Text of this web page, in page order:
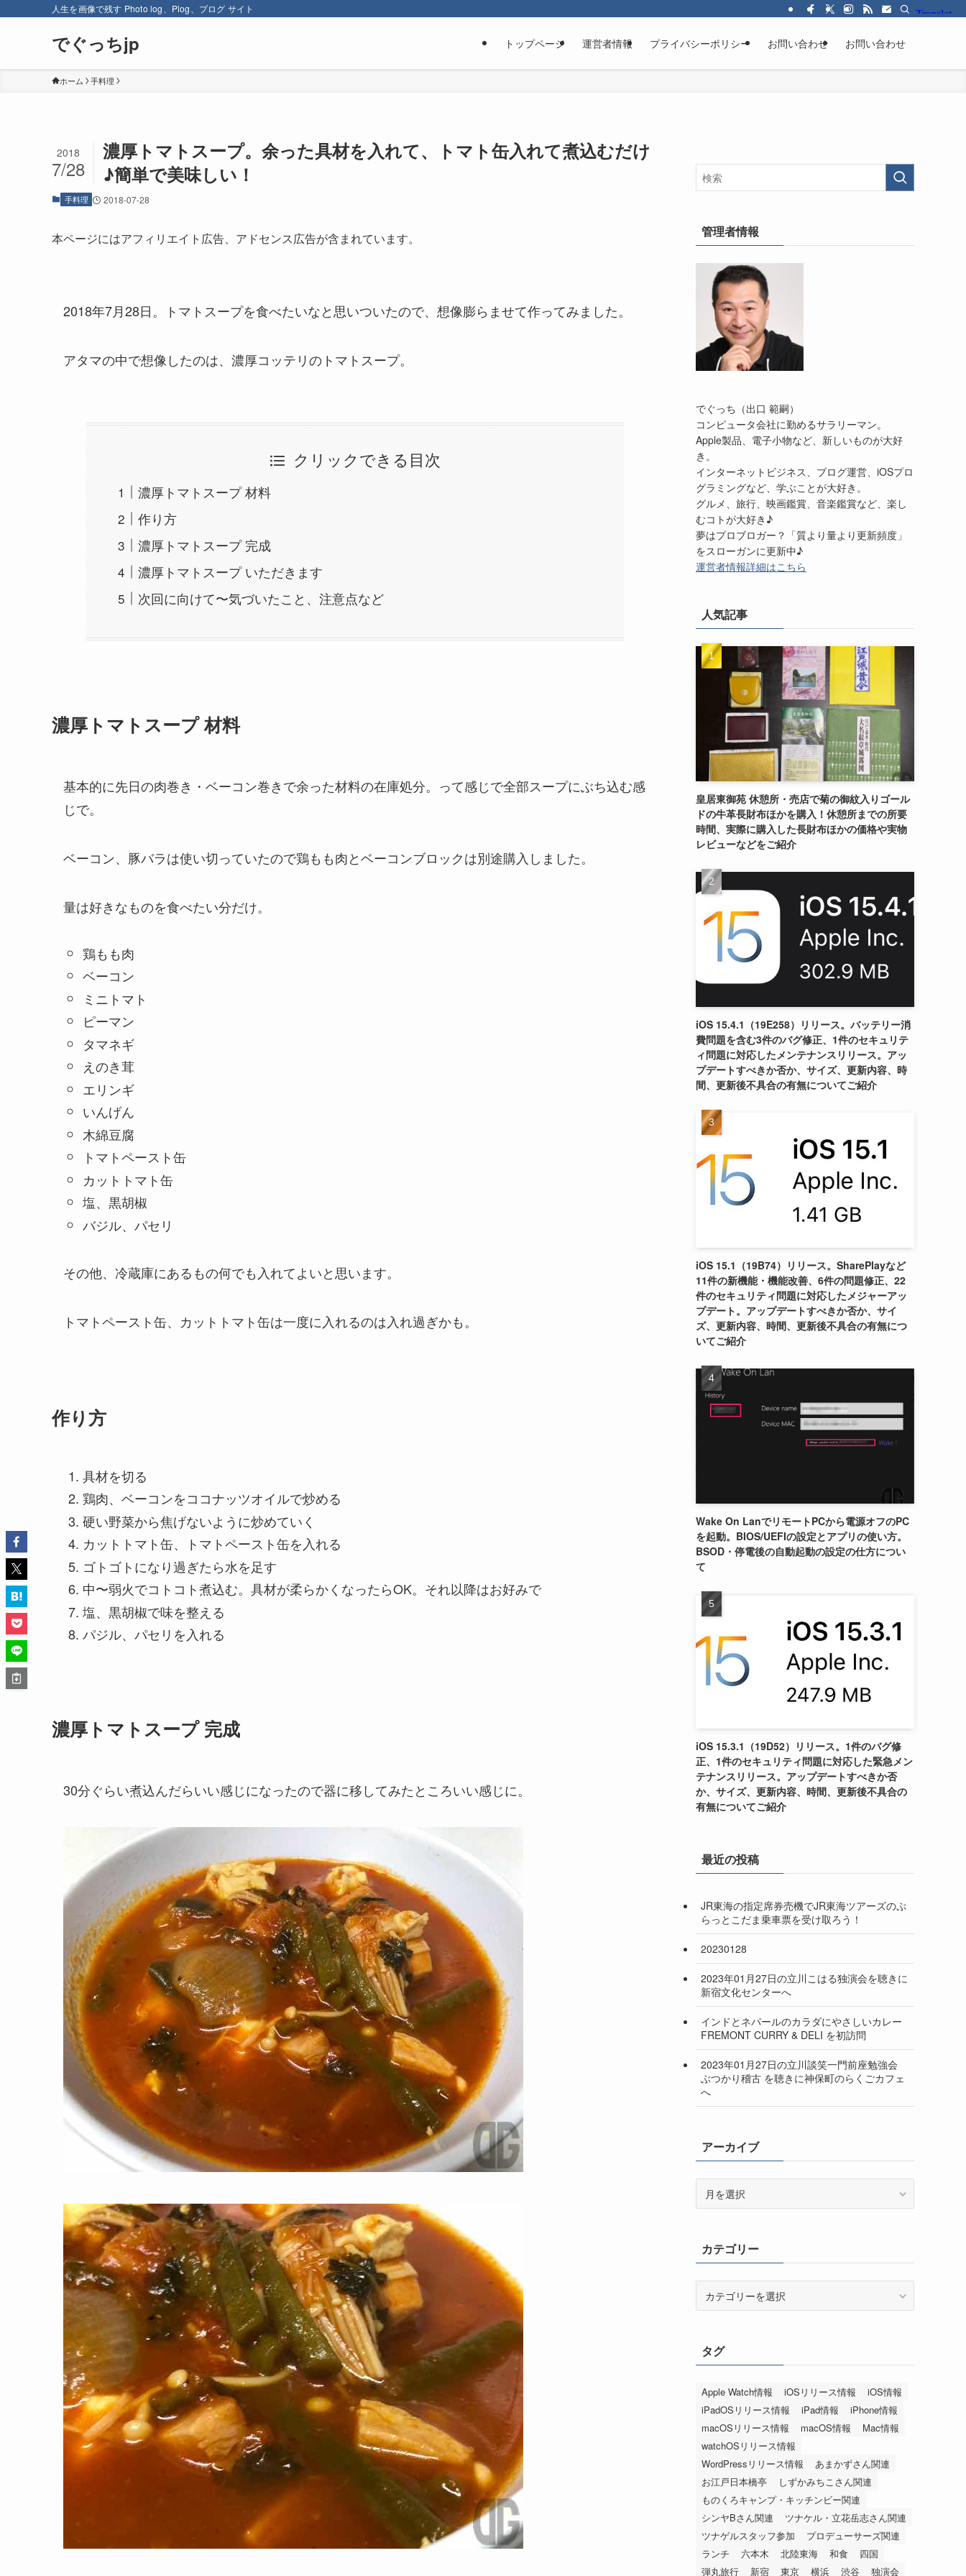
人生を画像で残す Photo log、Plog、プログ サイト
でぐっちjp トップページ 運営者情報 プライバシーポリシー お問い合わせ お問い合わせ
ホーム 手料理
濃厚トマトスープ。余った具材を入れて、トマト缶入れて煮込むだけ
♪簡単で美味しい！
2018
7/28
手料理 2018-07-28
本ページにはアフィリエイト広告、アドセンス広告が含まれています。
2018年7月28日。トマトスープを食べたいなと思いついたので、想像膨らませて作ってみました。
アタマの中で想像したのは、濃厚コッテリのトマトスープ。
クリックできる目次
濃厚トマトスープ 材料
作り方
濃厚トマトスープ 完成
濃厚トマトスープ いただきます
次回に向けて〜気づいたこと、注意点など
濃厚トマトスープ 材料
基本的に先日の肉巻き・ベーコン巻きで余った材料の在庫処分。って感じで全部スープにぶち込む感
じで。
ベーコン、豚バラは使い切っていたので鶏もも肉とベーコンブロックは別途購入しました。
量は好きなものを食べたい分だけ。
鶏もも肉
ベーコン
ミニトマト
ピーマン
タマネギ
えのき茸
エリンギ
いんげん
木綿豆腐
トマトペースト缶
カットトマト缶
塩、黒胡椒
バジル、パセリ
その他、冷蔵庫にあるもの何でも入れてよいと思います。
トマトペースト缶、カットトマト缶は一度に入れるのは入れ過ぎかも。
作り方
具材を切る
鶏肉、ベーコンをココナッツオイルで炒める
硬い野菜から焦げないように炒めていく
カットトマト缶、トマトペースト缶を入れる
ゴトゴトになり過ぎたら水を足す
中〜弱火でコトコト煮込む。具材が柔らかくなったらOK。それ以降はお好みで
塩、黒胡椒で味を整える
パジル、パセリを入れる
濃厚トマトスープ 完成
30分ぐらい煮込んだらいい感じになったので器に移してみたところいい感じに。
管理者情報
でぐっち（出口 範嗣）
コンピュータ会社に勤めるサラリーマン。
Apple製品、電子小物など、新しいものが大好
き。
インターネットビジネス、ブログ運営、iOSプロ
グラミングなど、学ぶことが大好き。
グルメ、旅行、映画鑑賞、音楽鑑賞など、楽し
むコトが大好き♪
夢はプロブロガー？「質より量より更新頻度」
をスローガンに更新中♪
運営者情報詳細はこちら
人気記事
皇居東御苑 休憩所・売店で菊の御紋入りゴール
ドの牛革長財布ほかを購入！休憩所までの所要
時間、実際に購入した長財布ほかの価格や実物
レビューなどをご紹介
iOS 15.4.1（19E258）リリース。バッテリー消
費問題を含む3件のバグ修正、1件のセキュリテ
ィ問題に対応したメンテナンスリリース。アッ
プデートすべきか否か、サイズ、更新内容、時
間、更新後不具合の有無についてご紹介
iOS 15.1（19B74）リリース。SharePlayなど
11件の新機能・機能改善、6件の問題修正、22
件のセキュリティ問題に対応したメジャーアッ
プデート。アップデートすべきか否か、サイ
ズ、更新内容、時間、更新後不具合の有無につ
いてご紹介
Wake On LanでリモートPCから電源オフのPC
を起動。BIOS/UEFIの設定とアプリの使い方。
BSOD・停電後の自動起動の設定の仕方につい
て
iOS 15.3.1（19D52）リリース。1件のバグ修
正、1件のセキュリティ問題に対応した緊急メン
テナンスリリース。アップデートすべきか否
か、サイズ、更新内容、時間、更新後不具合の
有無についてご紹介
最近の投稿
JR東海の指定席券売機でJR東海ツアーズのぷ
らっとこだま乗車票を受け取ろう！
20230128
2023年01月27日の立川こはる独演会を聴きに
新宿文化センターへ
インドとネパールのカラダにやさしいカレー
FREMONT CURRY & DELI を初訪問
2023年01月27日の立川談笑一門前座勉強会
ぶつかり稽古 を聴きに神保町のらくごカフェ
へ
アーカイブ
ブカテゴリー
ータグ
Apple Watch情報 iOSリリース情報
iOS情報
iPadOSリリース情報
iPad情報
iPhone情報
macOSリリース情報
macOS情報
Mac情報
watchOSリリース情報
WordPressリリース情報
あまかずさん関連
お江戸日本橋亭
しずかみちこさん関連
ものくろキャンプ・キッチンビー関連
シンヤBさん関連
ツナケル・立花岳志さん関連
ツナゲルスタッフ参加
プロデューサーズ関連
ランチ
六本木 北陸東海 和食
四国
弾丸旅行
新宿 東京 横浜 渋谷 独演会